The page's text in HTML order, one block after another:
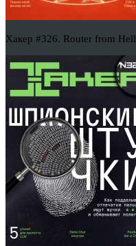
Хакер #326. Router from Hell